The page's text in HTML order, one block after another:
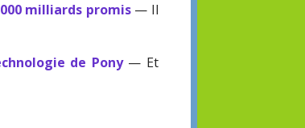
milliards promis— Il
de Pony— Et